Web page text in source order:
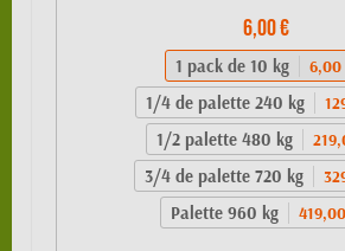
6,00 €
1 pack de 10 kg
1/4 de palette 240 kg
1/2 palette 480 kg
3/4 de palette 720 kg
Palette 960 kg